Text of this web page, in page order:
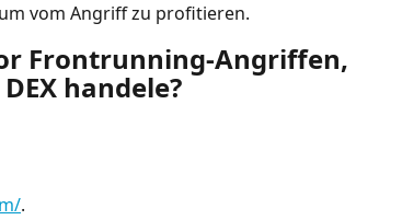
vom Angriff zu profitieren.
Frontrunning-Angriffen,
handele?
.